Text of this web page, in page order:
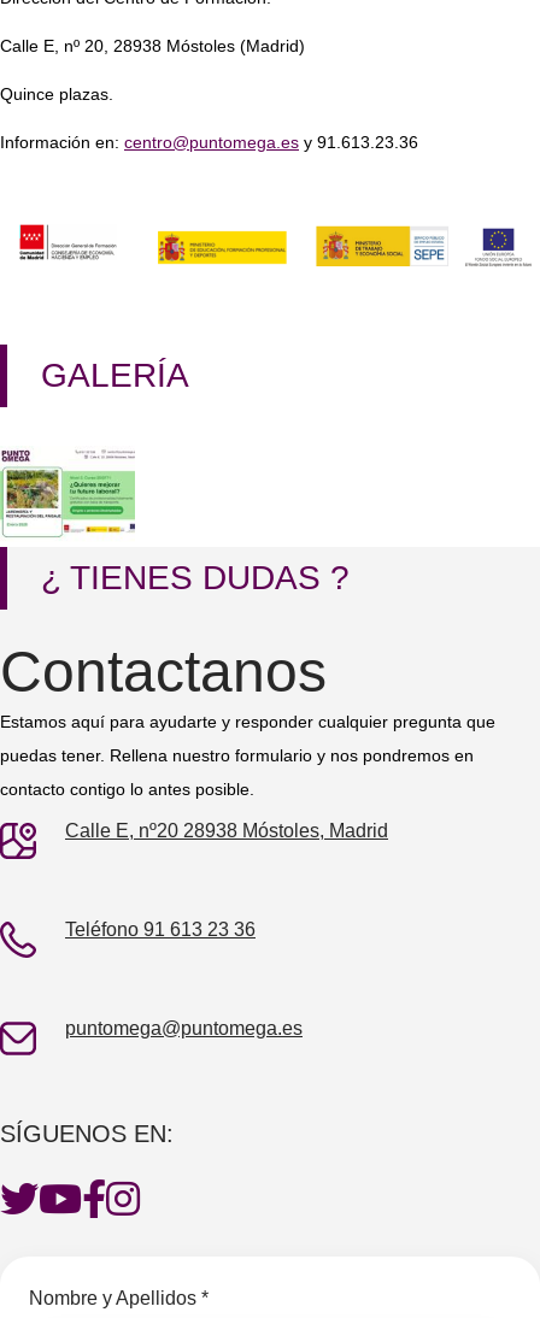
Calle E, nº 20, 28938 Móstoles (Madrid)
Quince plazas.
Información en: centro@puntomega.es y 91.613.23.36
GALERÍA
¿ TIENES DUDAS ?
Contactanos
Estamos aquí para ayudarte y responder cualquier pregunta que
puedas tener. Rellena nuestro formulario y nos pondremos en
contacto contigo lo antes posible.
Calle E, nº20 28938 Móstoles, Madrid
Teléfono 91 613 23 36
puntomega@puntomega.es
SÍGUENOS EN:
Nombre y Apellidos *